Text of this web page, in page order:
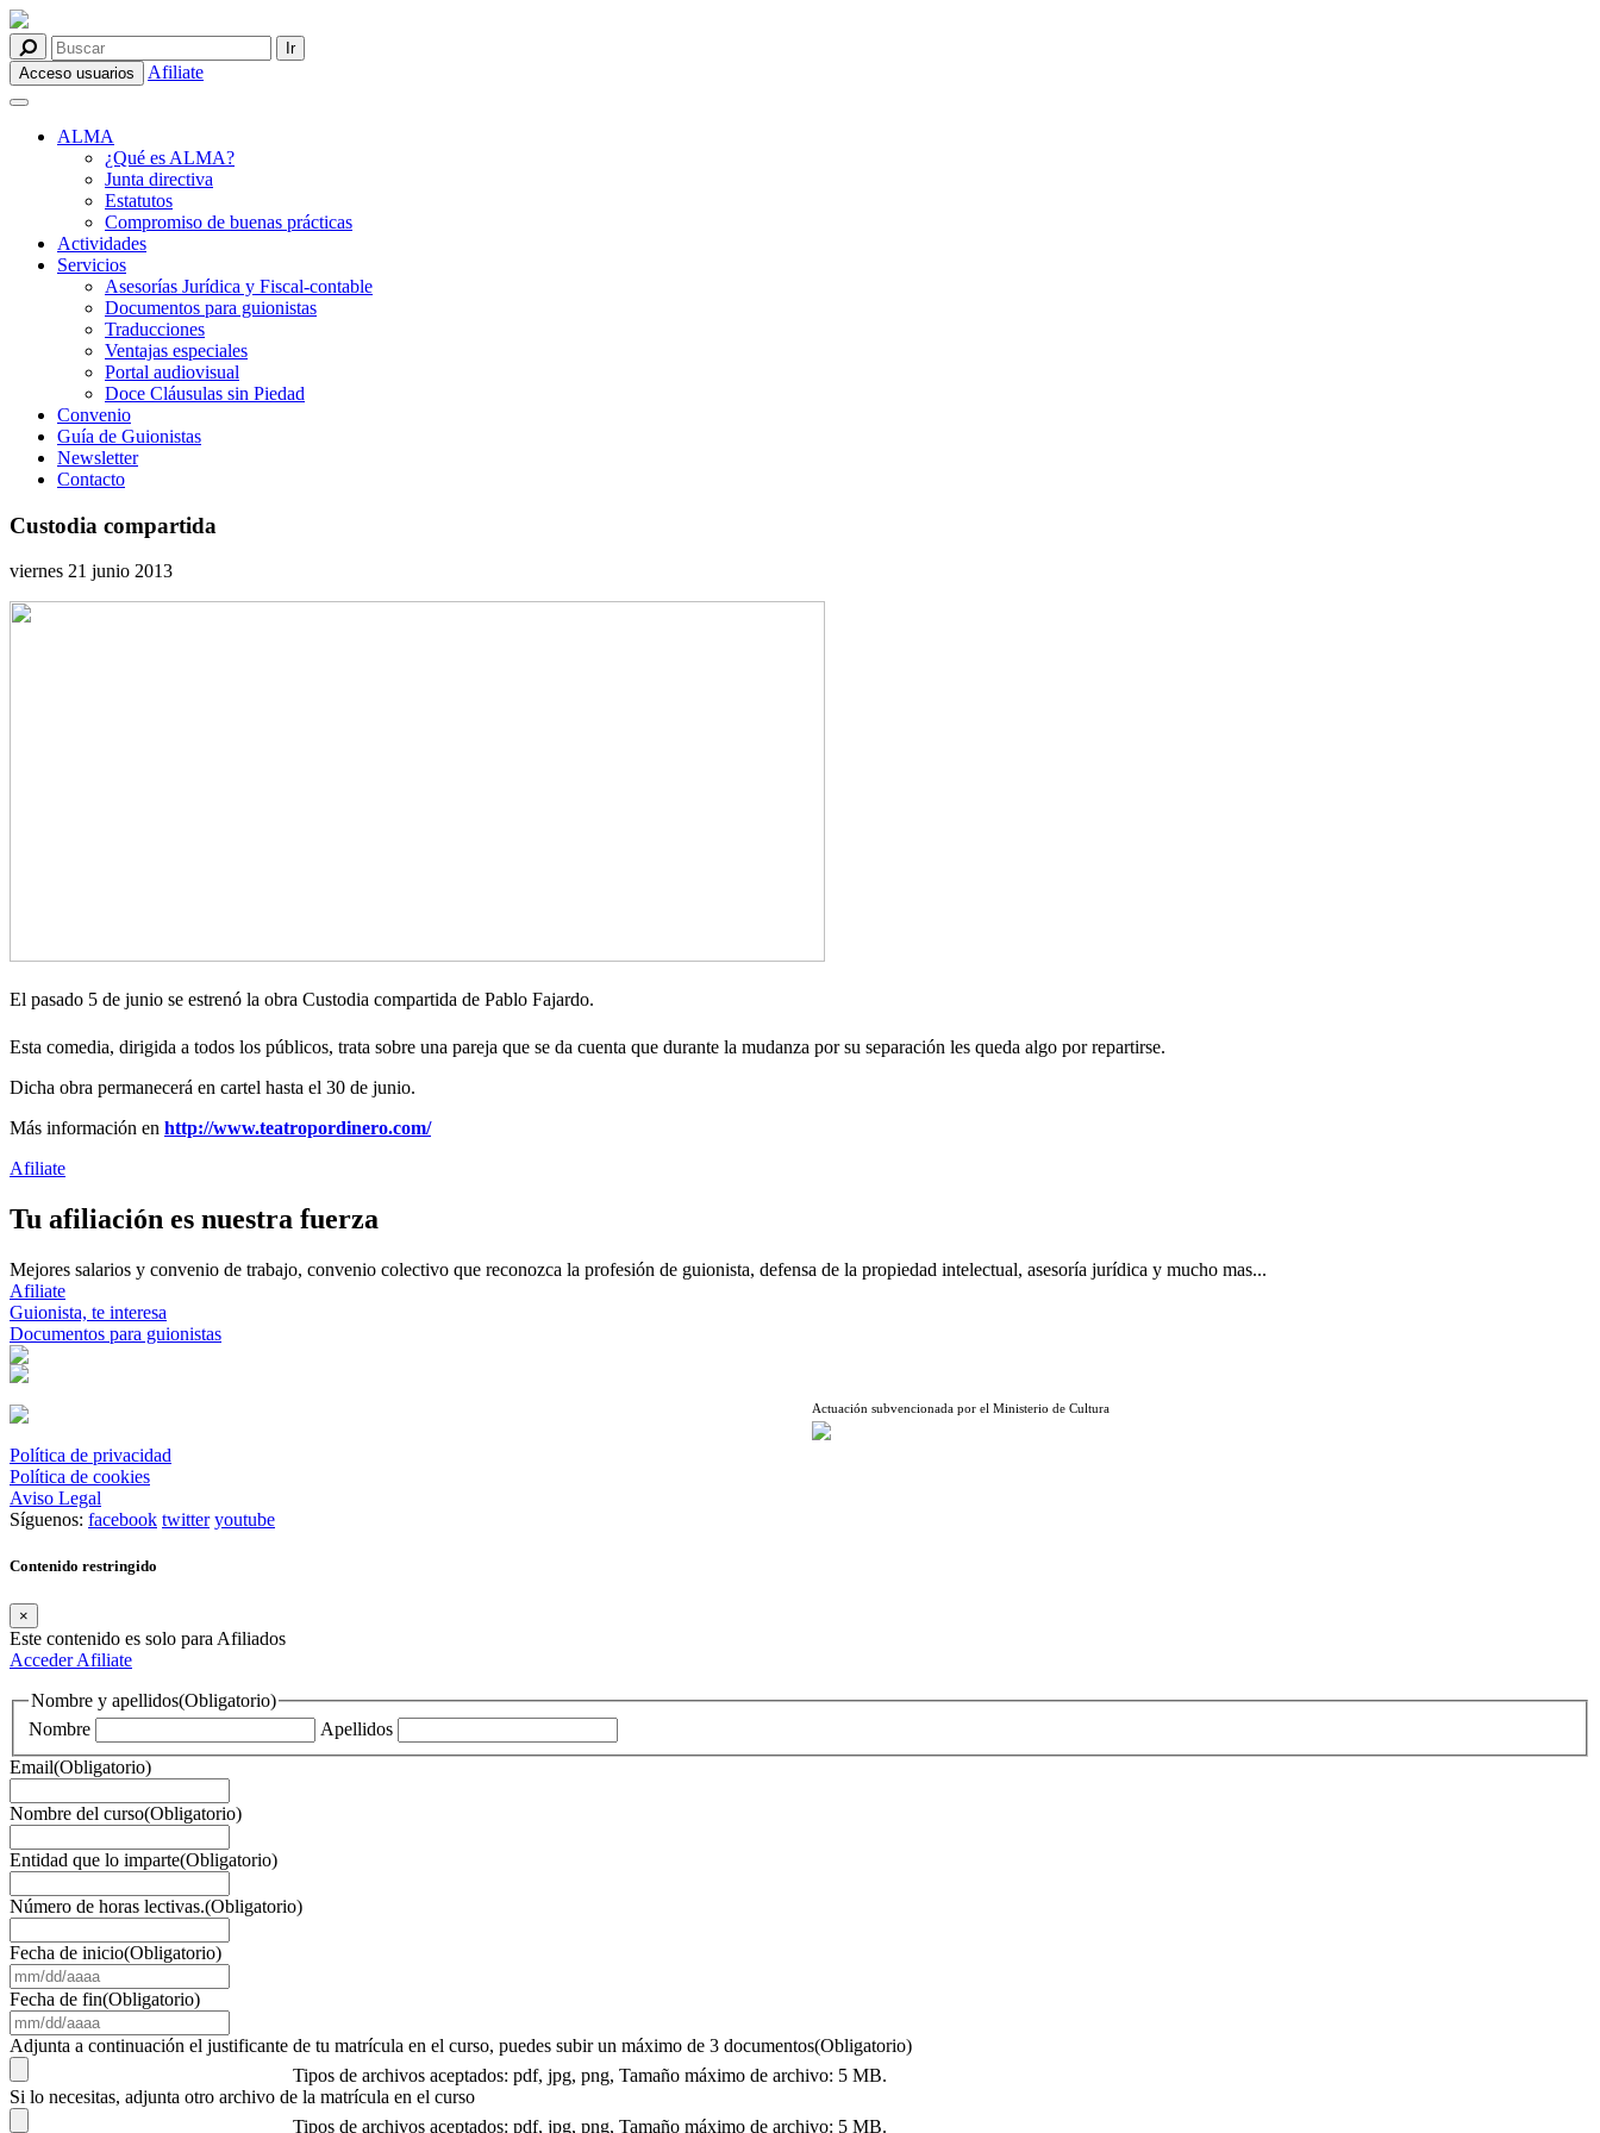
Acceso usuarios Afiliate
ALMA
¿Qué es ALMA?
Junta directiva
Estatutos
Compromiso de buenas prácticas
Actividades
Servicios
Asesorías Jurídica y Fiscal-contable
Documentos para guionistas
Traducciones
Ventajas especiales
Portal audiovisual
Doce Cláusulas sin Piedad
Convenio
Guía de Guionistas
Newsletter
Contacto
Custodia compartida
viernes 21 junio 2013
El pasado 5 de junio se estrenó la obra Custodia compartida de Pablo Fajardo.
Esta comedia, dirigida a todos los públicos, trata sobre una pareja que se da cuenta que durante la mudanza por su separación les queda algo por repartirse.
Dicha obra permanecerá en cartel hasta el 30 de junio.
Más información en http://www.teatropordinero.com/
Afiliate
Tu afiliación es nuestra fuerza
Mejores salarios y convenio de trabajo, convenio colectivo que reconozca la profesión de guionista, defensa de la propiedad intelectual, asesoría jurídica y mucho mas...
Afiliate
Guionista, te interesa
Documentos para guionistas
Actuación subvencionada por el Ministerio de Cultura
Política de privacidad
Política de cookies
Aviso Legal
Síguenos: facebook twitter youtube
Contenido restringido
×
Este contenido es solo para Afiliados
AccederAfiliate
Nombre y apellidos(Obligatorio)
Nombre
Apellidos
Email(Obligatorio)
Nombre del curso(Obligatorio)
Entidad que lo imparte(Obligatorio)
Número de horas lectivas.(Obligatorio)
Fecha de inicio(Obligatorio)
barra
DD
barra
AAAA
Fecha de fin(Obligatorio)
barra
AAAA
Adjunta a continuación el justificante de tu matrícula en el curso, puedes subir un máximo de 3 documentos(Obligatorio)
Tipos de archivos aceptados: pdf, jpg, png, Tamaño máximo de archivo: 5 MB.
Si lo necesitas, adjunta otro archivo de la matrícula en el curso
Tipos de archivos aceptados: pdf, jpg, png, Tamaño máximo de archivo: 5 MB.